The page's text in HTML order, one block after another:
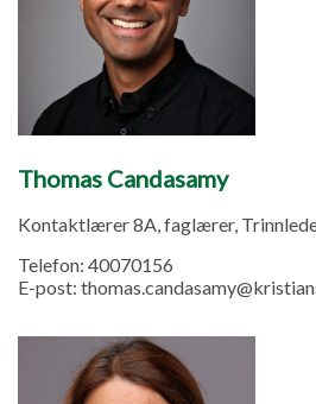
Thomas Candasamy
Kontaktlærer 8A, faglærer,
Telefon: 40070156
E-post: